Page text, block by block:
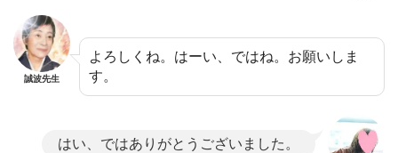
誠波先生
よろしくね。はーい、ではね。お願いしま
す。
はい、ではありがとうございました。